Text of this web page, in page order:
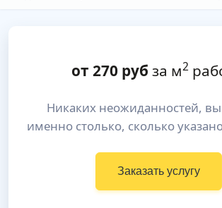
от 270руб за м2
Никаких неожиданностей, вы
именно столько, сколько
Заказать услугу